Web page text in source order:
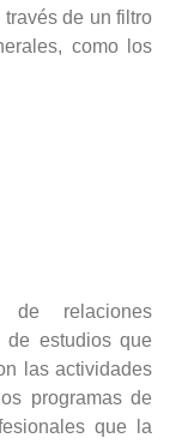
de un filtro
como los
relaciones
de estudios que
las actividades
programas de
que la